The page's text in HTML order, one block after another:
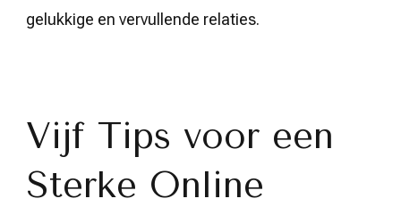
gelukkige en vervullende relaties.
Vijf Tips voor een
Sterke Online